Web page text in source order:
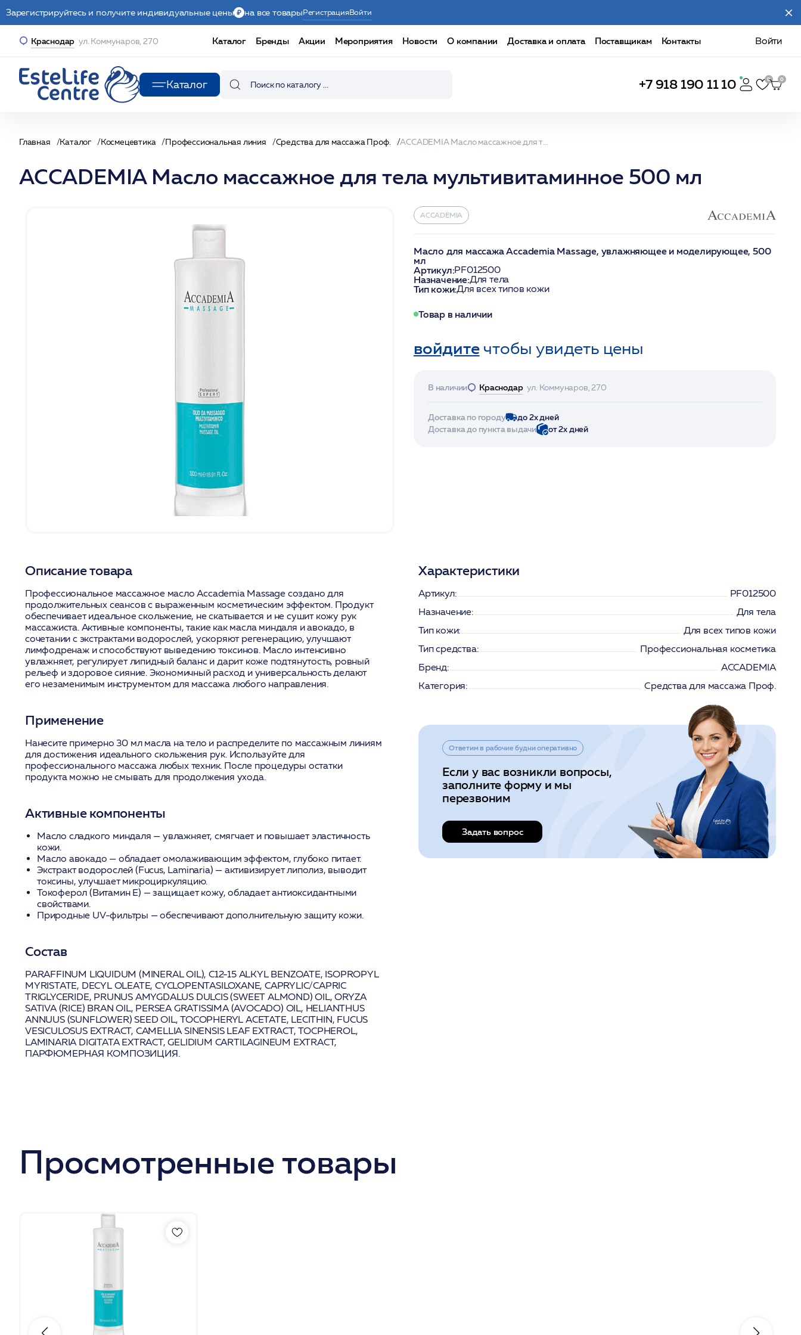
Зарегистрируйтесь и получите индивидуальные цены на все товарыРегистрацияВойти
Краснодар ул. Коммунаров, 270 Каталог Бренды Акции Мероприятия Новости О компании Доставка и оплата Поставщикам Контакты Войти
Каталог +7 918 190 11 10
Главная Каталог Космецевтика Профессиональная линия Средства для массажа Проф.
ACCADEMIA Масло массажное для тела мультивитаминное 500 мл
ACCADEMIA
Масло для массажа Accademia Massage, увлажняющее и моделирующее, 500
мл
Артикул:PF012500
Назначение:Для тела
Тип кожи:Для всех типов кожи
Товар в наличии
войдитечтобы увидеть цены
В наличии Краснодар ул. Коммунаров, 270
Доставка по городу
до 2х дней
Доставка до пункта выдачи
от 2х дней
Описание товара
Профессиональное массажное масло Accademia Massage создано для
продолжительных сеансов с выраженным косметическим эффектом. Продукт
обеспечивает идеальное скольжение, не скатывается и не сушит кожу рук
массажиста. Активные компоненты, такие как масла миндаля и авокадо, в
сочетании с экстрактами водорослей, ускоряют регенерацию, улучшают
лимфодренаж и способствуют выведению токсинов. Масло интенсивно
увлажняет, регулирует липидный баланс и дарит коже подтянутость, ровный
рельеф и здоровое сияние. Экономичный расход и универсальность делают
его незаменимым инструментом для массажа любого направления.
Применение
Нанесите примерно 30 мл масла на тело и распределите по массажным линиям
для достижения идеального скольжения рук. Используйте для
профессионального массажа любых техник. После процедуры остатки
продукта можно не смывать для продолжения ухода.
Активные компоненты
Масло сладкого миндаля — увлажняет, смягчает и повышает эластичность
кожи.
Масло авокадо — обладает омолаживающим эффектом, глубоко питает.
Экстракт водорослей (Fucus, Laminaria) — активизирует липолиз, выводит
токсины, улучшает микроциркуляцию.
Токоферол (Витамин Е) — защищает кожу, обладает антиоксидантными
свойствами.
Природные UV-фильтры — обеспечивают дополнительную защиту кожи.
Состав
PARAFFINUM LIQUIDUM (MINERAL OIL), C12-15 ALKYL BENZOATE, ISOPROPYL
MYRISTATE, DECYL OLEATE, CYCLOPENTASILOXANE, CAPRYLIC/CAPRIC
TRIGLYCERIDE, PRUNUS AMYGDALUS DULCIS (SWEET ALMOND) OIL, ORYZA
SATIVA (RICE) BRAN OIL, PERSEA GRATISSIMA (AVOCADO) OIL, HELIANTHUS
ANNUUS (SUNFLOWER) SEED OIL, TOCOPHERYL ACETATE, LECITHIN, FUCUS
VESICULOSUS EXTRACT, CAMELLIA SINENSIS LEAF EXTRACT, TOCPHEROL,
LAMINARIA DIGITATA EXTRACT, GELIDIUM CARTILAGINEUM EXTRACT,
ПАРФЮМЕРНАЯ КОМПОЗИЦИЯ.
Характеристики
Артикул:
PF012500
Назначение:
Для тела
Тип кожи:
Для всех типов кожи
Тип средства:
Профессиональная косметика
Бренд:
ACCADEMIA
Категория:
Средства для массажа Проф.
Ответим в рабочие будни оперативно
Если у вас возникли вопросы,
заполните форму и мы
перезвоним
Задать вопрос
Просмотренные товары